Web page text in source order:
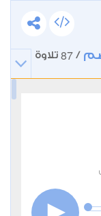
/
87 تلاوة